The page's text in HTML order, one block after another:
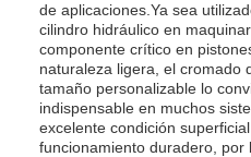
de aplicaciones.Ya sea
cilindro hidráulico en
componente crítico en
naturaleza ligera, el cromado
tamaño personalizable lo
indispensable en muchos
excelente condición
funcionamiento duradero, por